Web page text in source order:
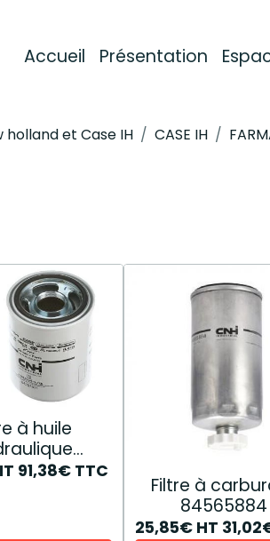
Accueil Présentation
holland et Case IH CASE IH
à huile
91,38€ TTC
Filtre à
84565884
25,85€ HT